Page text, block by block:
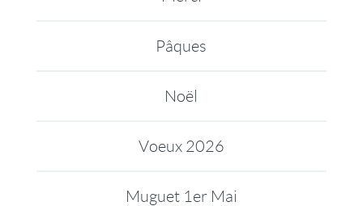
Pâques
Noël
Voeux 2026
Muguet 1er Mai